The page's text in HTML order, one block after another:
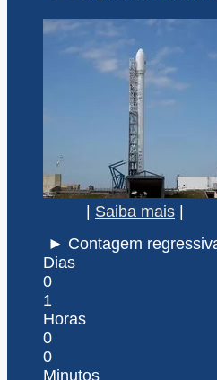
| Saiba mais |
► Contagem
Dias
0
1
Horas
0
0
Minutos